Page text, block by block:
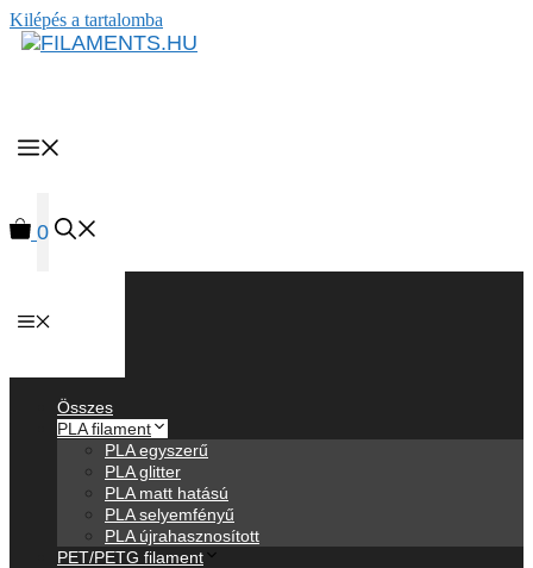
Kilépés a tartalomba
0
Összes
PLA filament
PLA egyszerű
PLA glitter
PLA matt hatású
PLA selyemfényű
PLA újrahasznosított
PET/PETG filament